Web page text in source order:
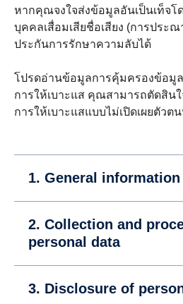
หากคุณจงใจส่งข้อมูลอันเป็นเท็จโ
บุคคลเสื่อมเสียชื่อเสียง (การประ
ประกันการรักษาความลับได้
โปรดอ่านข้อมูลการคุ้มครองข้อมู
การให้เบาะแส คุณสามารถตัดสิน
การให้เบาะแสแบบไม่เปิดเผยตัวต
1. General information
2. Collection and
personal data
3. Disclosure of